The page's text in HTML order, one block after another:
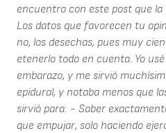
encuentro con este post que la
Los datos que favorecen tu
no, los desechas, pues muy
etenerlo todo en cuenta. Yo
embarazo, y me sirvió
epidural, y notaba menos que
sirvió para: - Saber
que empujar, solo haciendo